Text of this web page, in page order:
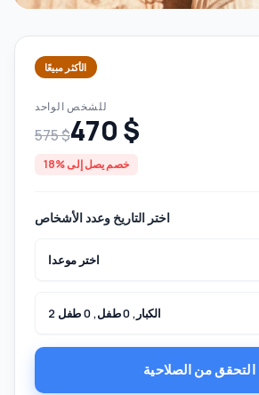
الأكثر مبيعًا
للشخص الواحد
575 $470 $
خصم يصل إلى %18
اختر التاريخ وعدد الأشخاص
اختر موعدا
2 الكبار, 0 طفل, 0 طفل
التحقق من الصلاحية